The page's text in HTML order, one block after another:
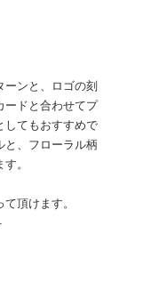
ンと、ロゴの刻
ードと合わせてプ
してもおすすめで
と、フローラル柄
。
頂けます。